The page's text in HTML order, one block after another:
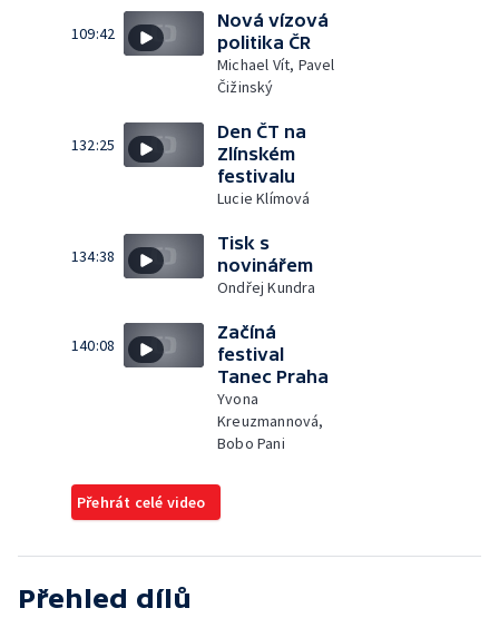
109:42
Nová vízová
politika ČR
Michael Vít, Pavel
Čižinský
132:25
Den ČT na
Zlínském
festivalu
Lucie Klímová
134:38
Tisk s
novinářem
Ondřej Kundra
140:08
Začíná
festival
Tanec Praha
Yvona
Kreuzmannová,
Bobo Pani
Přehrát celé video
Přehled dílů